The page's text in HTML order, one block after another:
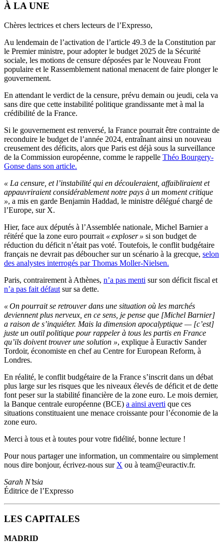
À LA UNE
Chères lectrices et chers lecteurs de l’Expresso,
Au lendemain de l’activation de l’article 49.3 de la Constitution par
le Premier ministre, pour adopter le budget 2025 de la Sécurité
sociale, les motions de censure déposées par le Nouveau Front
populaire et le Rassemblement national menacent de faire plonger le
gouvernement.
En attendant le verdict de la censure, prévu demain ou jeudi, cela va
sans dire que cette instabilité politique grandissante met à mal la
crédibilité de la France.
Si le gouvernement est renversé, la France pourrait être contrainte de
reconduire le budget de l’année 2024, entraînant ainsi un nouveau
creusement des déficits, alors que Paris est déjà sous la surveillance
de la Commission européenne, comme le rappelle Théo Bourgery-
Gonse dans son article.
« La censure, et l’instabilité qui en découleraient, affaibliraient et
appauvriraient considérablement notre pays à un moment critique
», a mis en garde Benjamin Haddad, le ministre délégué chargé de
l’Europe, sur X.
Hier, face aux députés à l’Assemblée nationale, Michel Barnier a
réitéré que la zone euro pourrait « exploser » si son budget de
réduction du déficit n’était pas voté. Toutefois, le conflit budgétaire
français ne devrait pas déboucher sur un scénario à la grecque, selon
des analystes interrogés par Thomas Moller-Nielsen.
Paris, contrairement à Athènes, n’a pas menti sur son déficit fiscal et
n’a pas fait défaut sur sa dette.
« On pourrait se retrouver dans une situation où les marchés
deviennent plus nerveux, en ce sens, je pense que [Michel Barnier]
a raison de s’inquiéter. Mais la dimension apocalyptique — [c’est]
juste un outil politique pour rappeler à tous les partis en France
qu’ils doivent trouver une solution », explique à Euractiv Sander
Tordoir, économiste en chef au Centre for European Reform, à
Londres.
En réalité, le conflit budgétaire de la France s’inscrit dans un débat
plus large sur les risques que les niveaux élevés de déficit et de dette
font peser sur la stabilité financière de la zone euro. Le mois dernier,
la Banque centrale européenne (BCE) a ainsi averti que ces
situations constituaient une menace croissante pour l’économie de la
zone euro.
Merci à tous et à toutes pour votre fidélité, bonne lecture !
Pour nous partager une information, un commentaire ou simplement
nous dire bonjour, écrivez-nous sur X ou à team@euractiv.fr.
Sarah N’tsia
Éditrice de l’Expresso
LES CAPITALES
MADRID